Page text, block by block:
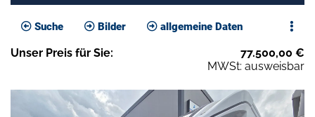
Suche Bilder allgemeine Daten
Unser Preis für Sie: 77.500,00 €
MWSt: ausweisbar